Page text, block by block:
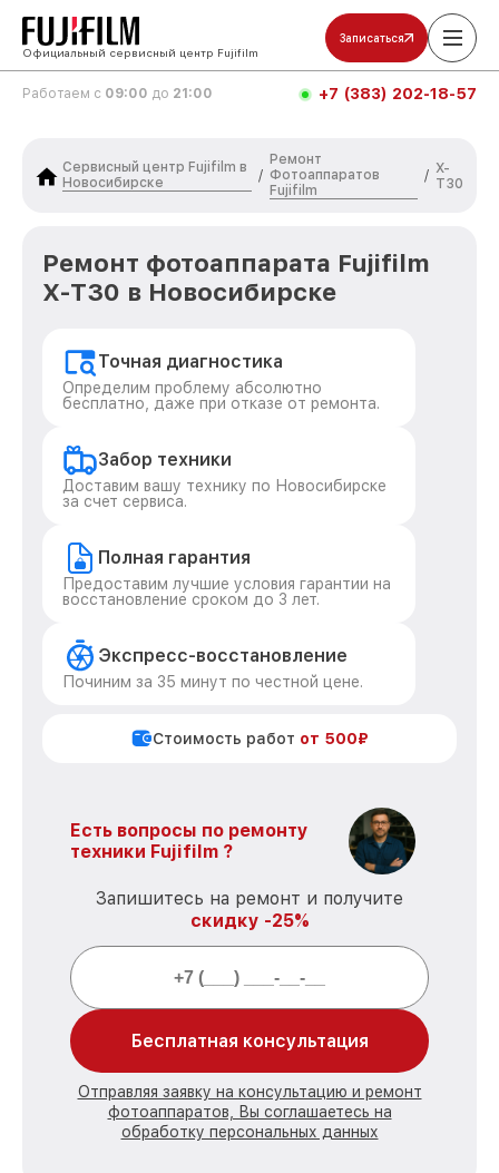
Официальный сервисный центр Fujifilm
Записаться
Работаем с 09:00 до 21:00 +7 (383) 202-18-57
Сервисный центр Fujifilm в
Новосибирске
/
Ремонт
Фотоаппаратов
Fujifilm
/ X-
T30
Ремонт фотоаппарата Fujifilm
X-T30 в Новосибирске
Точная диагностика
Определим проблему абсолютно
бесплатно, даже при отказе от ремонта.
Забор техники
Доставим вашу технику по Новосибирске
за счет сервиса.
Полная гарантия
Предоставим лучшие условия гарантии на
восстановление сроком до 3 лет.
Экспресс-восстановление
Починим за 35 минут по честной цене.
Стоимость работ от 500₽
Есть вопросы по ремонту
техники Fujifilm ?
Запишитесь на ремонт и получите
скидку -25%
Бесплатная консультация
Отправляя заявку на консультацию и ремонт
фотоаппаратов, Вы соглашаетесь на
обработку персональных данных